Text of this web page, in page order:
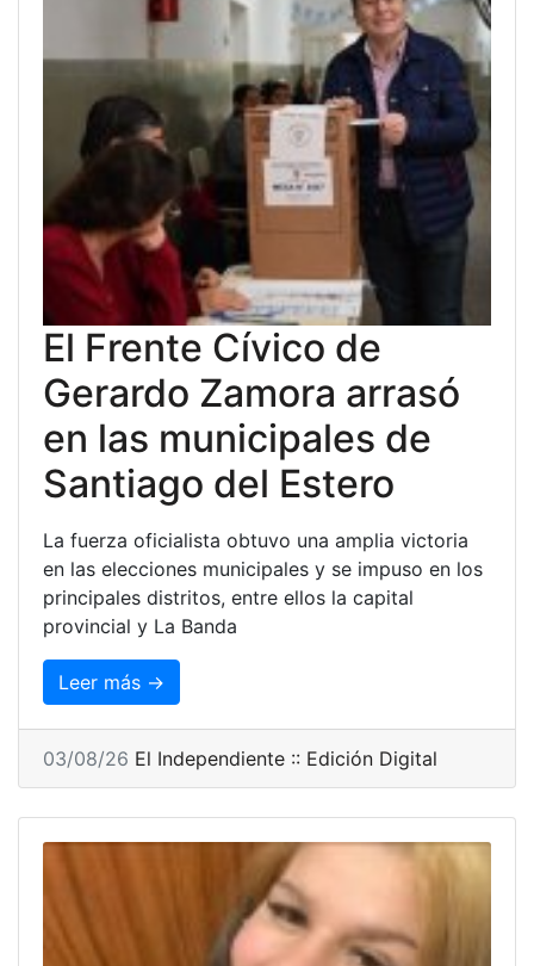
El Frente Cívico de
Gerardo Zamora arrasó
en las municipales de
Santiago del Estero
La fuerza oficialista obtuvo una amplia victoria
en las elecciones municipales y se impuso en los
principales distritos, entre ellos la capital
provincial y La Banda
Leer más →
03/08/26 El Independiente :: Edición Digital